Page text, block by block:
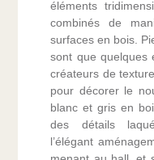
éléments
combinés de
surfaces en bois.
sont que quelques
créateurs de
pour décorer le
blanc et gris en
des détails
l’élégant